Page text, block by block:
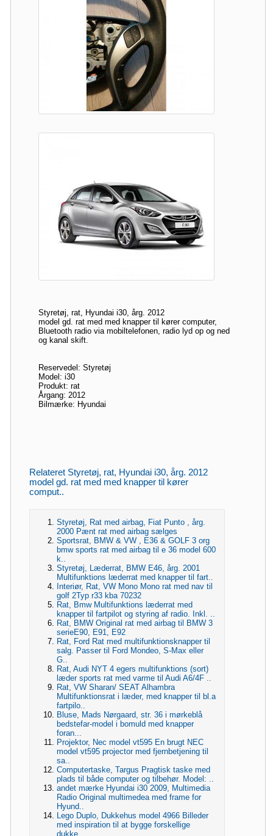
Styretøj, rat, Hyundai i30, årg. 2012
model gd. rat med med knapper til kører computer,
Bluetooth radio via mobiltelefonen, radio lyd op og ned
og kanal skift.
Reservedel: Styretøj
Model: i30
Produkt: rat
Årgang: 2012
Bilmærke: Hyundai
Relateret Styretøj, rat, Hyundai i30, årg. 2012
model gd. rat med med knapper til kører
comput..
Styretøj, Rat med airbag, Fiat Punto , årg.
2000 Pænt rat med airbag sælges
Sportsrat, BMW & VW , E36 & GOLF 3 org
bmw sports rat med airbag til e 36 model 600
k..
Styretøj, Læderrat, BMW E46, årg. 2001
Multifunktions læderrat med knapper til fart..
Interiør, Rat, VW Mono Mono rat med nav til
golf 2Typ r33 kba 70232
Rat, Bmw Multifunktions læderrat med
knapper til fartpilot og styring af radio. Inkl. ..
Rat, BMW Original rat med airbag til BMW 3
serieE90, E91, E92
Rat, Ford Rat med multifunktionsknapper til
salg. Passer til Ford Mondeo, S-Max eller
G..
Rat, Audi NYT 4 egers multifunktions (sort)
læder sports rat med varme til Audi A6/4F ..
Rat, VW Sharan/ SEAT Alhambra
Multifunktionsrat i læder, med knapper til bl.a
fartpilo..
Bluse, Mads Nørgaard, str. 36 i mørkeblå
bedstefar-model i bomuld med knapper
foran...
Projektor, Nec model vt595 En brugt NEC
model vt595 projector med fjernbetjening til
sa..
Computertaske, Targus Pragtisk taske med
plads til både computer og tilbehør. Model: ..
andet mærke Hyundai i30 2009, Multimedia
Radio Original multimedea med frame for
Hyund..
Lego Duplo, Dukkehus model 4966 Billeder
med inspiration til at bygge forskellige
dukke..